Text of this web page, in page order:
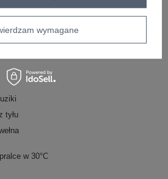
z tyłu
w 30°C
wymagane